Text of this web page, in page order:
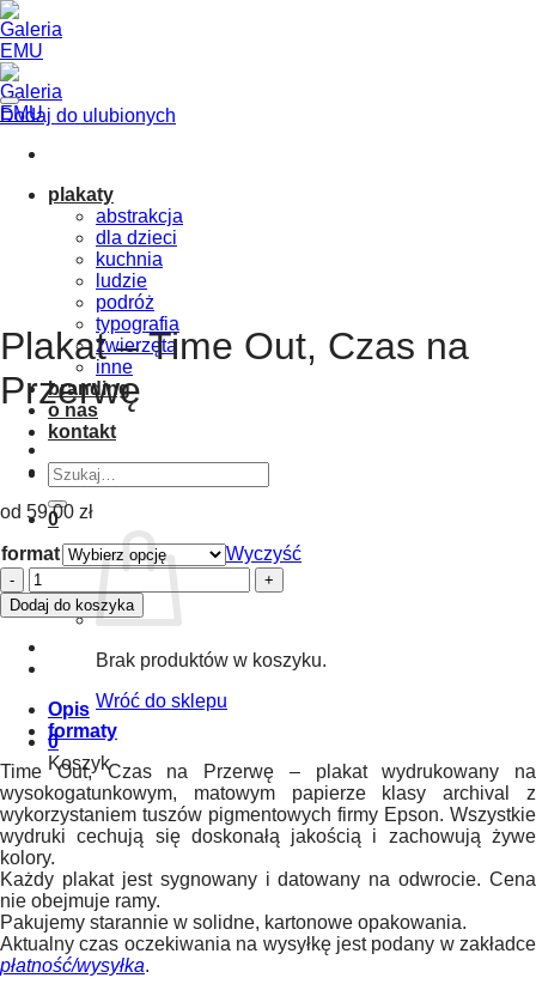
Skip
to
content
plakaty
abstrakcja
dla dzieci
kuchnia
ludzie
podróż
typografia
zwierzęta
inne
branding
o nas
kontakt
Szukaj:
0
Brak produktów w koszyku.
Wróć do sklepu
0
Koszyk
Dodaj do ulubionych
Plakat – Time Out, Czas na
Przerwę
od 59.00 zł
format
Wyczyść
ilość
Plakat
-
Time
Out,
na
Przerwę
Dodaj do koszyka
Opis
formaty
Time Out, Czas na Przerwę – plakat wydrukowany na
wysokogatunkowym, matowym papierze klasy archival z
wykorzystaniem tuszów pigmentowych firmy Epson. Wszystkie
wydruki cechują się doskonałą jakością i zachowują żywe
kolory.
Każdy plakat jest sygnowany i datowany na odwrocie. Cena
nie obejmuje ramy.
Pakujemy starannie w solidne, kartonowe opakowania.
Aktualny czas oczekiwania na wysyłkę jest podany w zakładce
płatność/wysyłka.